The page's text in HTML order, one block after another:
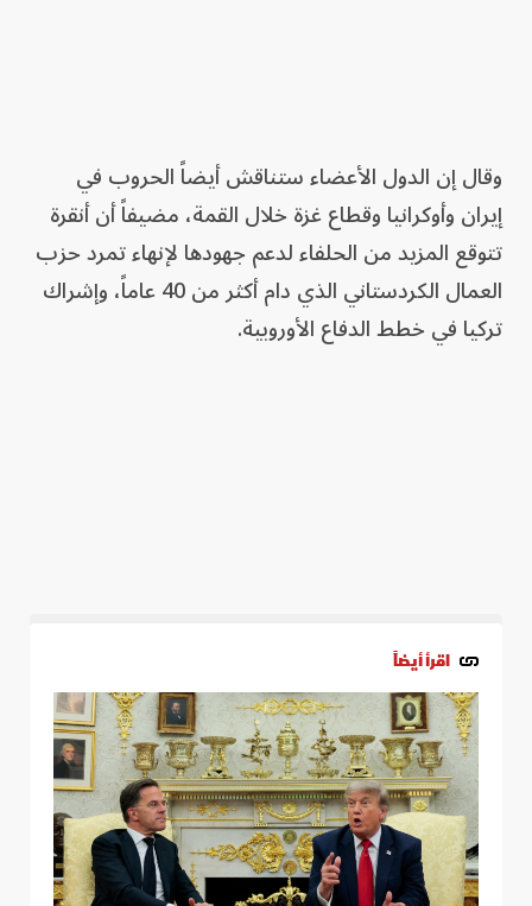
وقال إن الدول الأعضاء ستناقش أيضاً الحروب في
إيران وأوكرانيا وقطاع غزة خلال القمة، مضيفاً أن أنقرة
تتوقع المزيد من الحلفاء لدعم جهودها لإنهاء تمرد حزب
العمال الكردستاني الذي دام أكثر من 40 عاماً، وإشراك
تركيا في خطط الدفاع الأوروبية.
اقرأ أيضاً